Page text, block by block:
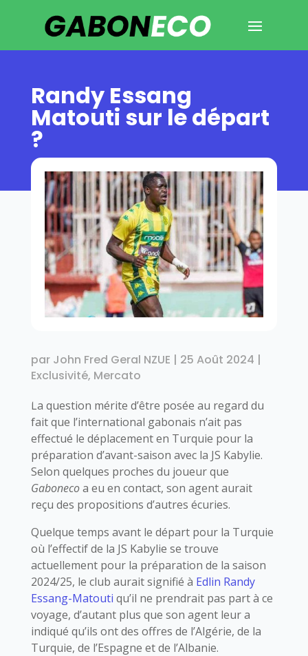
Randy Essang
Matouti sur le départ
?
par John Fred Geral NZUE | 25 Août 2024 |
Exclusivité, Mercato
La question mérite d’être posée au regard du
fait que l’international gabonais n’ait pas
effectué le déplacement en Turquie pour la
préparation d’avant-saison avec la JS Kabylie.
Selon quelques proches du joueur que
Gabonecoa eu en contact, son agent aurait
reçu des propositions d’autres écuries.
Quelque temps avant le départ pour la Turquie
où l’effectif de la JS Kabylie se trouve
actuellement pour la préparation de la saison
2024/25, le club aurait signifié à Edlin Randy
Essang-Matouti qu’il ne prendrait pas part à ce
voyage, d’autant plus que son agent leur a
indiqué qu’ils ont des offres de l’Algérie, de la
Turquie, de l’Espagne et de l’Albanie.